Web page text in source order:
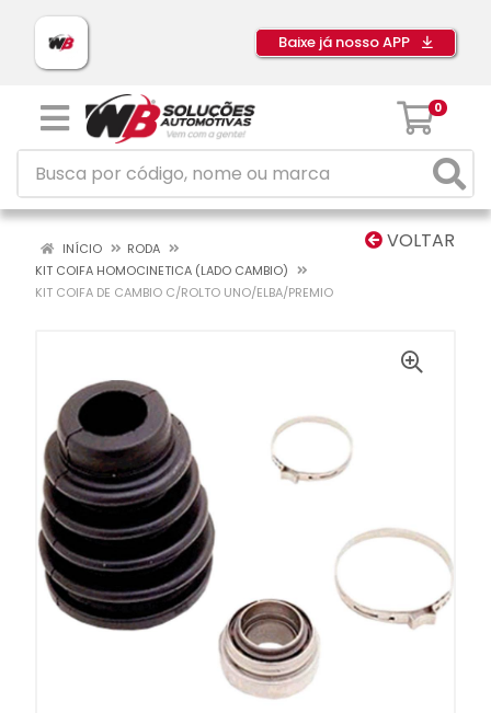
Baixe já nosso APP
0
VOLTAR
INÍCIO
RODA
KIT COIFA HOMOCINETICA (LADO CAMBIO)
KIT COIFA DE CAMBIO C/ROLTO UNO/ELBA/PREMIO